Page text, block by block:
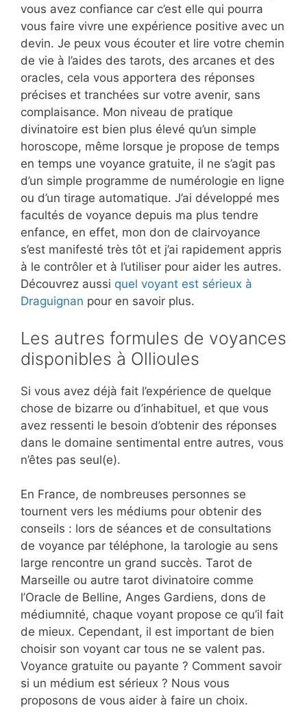
vous avez confiance car c’est elle qui pourra
vous faire vivre une expérience positive avec un
devin. Je peux vous écouter et lire votre chemin
de vie à l’aides des tarots, des arcanes et des
oracles, cela vous apportera des réponses
précises et tranchées sur votre avenir, sans
complaisance. Mon niveau de pratique
divinatoire est bien plus élevé qu’un simple
horoscope, même lorsque je propose de temps
en temps une voyance gratuite, il ne s’agit pas
d’un simple programme de numérologie en ligne
ou d’un tirage automatique. J’ai développé mes
facultés de voyance depuis ma plus tendre
enfance, en effet, mon don de clairvoyance
s’est manifesté très tôt et j’ai rapidement appris
à le contrôler et à l’utiliser pour aider les autres.
Découvrez aussi quel voyant est sérieux à
Draguignan pour en savoir plus.
Les autres formules de voyances
disponibles à Ollioules
Si vous avez déjà fait l’expérience de quelque
chose de bizarre ou d’inhabituel, et que vous
avez ressenti le besoin d’obtenir des réponses
dans le domaine sentimental entre autres, vous
n’êtes pas seul(e).
En France, de nombreuses personnes se
tournent vers les médiums pour obtenir des
conseils : lors de séances et de consultations
de voyance par téléphone, la tarologie au sens
large rencontre un grand succès. Tarot de
Marseille ou autre tarot divinatoire comme
l’Oracle de Belline, Anges Gardiens, dons de
médiumnité, chaque voyant propose ce qu’il fait
de mieux. Cependant, il est important de bien
choisir son voyant car tous ne se valent pas.
Voyance gratuite ou payante ? Comment savoir
si un médium est sérieux ? Nous vous
proposons de vous aider à faire un choix.